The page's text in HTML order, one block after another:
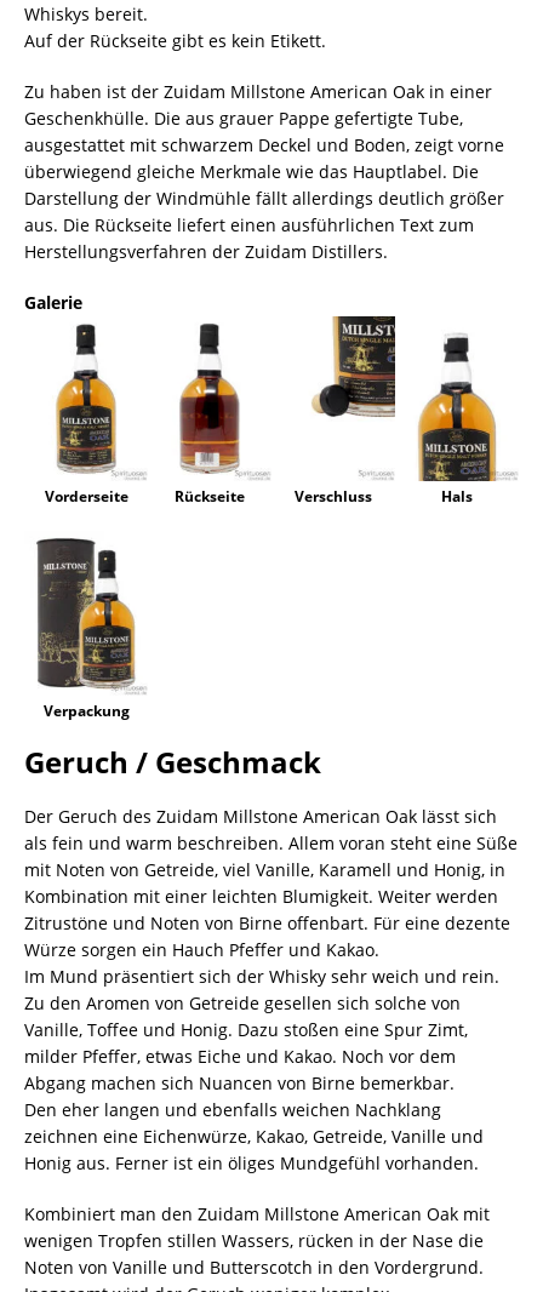
Whiskys bereit.
Auf der Rückseite gibt es kein Etikett.
Zu haben ist der Zuidam Millstone American Oak in einer
Geschenkhülle. Die aus grauer Pappe gefertigte Tube,
ausgestattet mit schwarzem Deckel und Boden, zeigt vorne
überwiegend gleiche Merkmale wie das Hauptlabel. Die
Darstellung der Windmühle fällt allerdings deutlich größer
aus. Die Rückseite liefert einen ausführlichen Text zum
Herstellungsverfahren der Zuidam Distillers.
Galerie
Vorderseite Rückseite Verschluss Hals
Verpackung
Geruch / Geschmack
Der Geruch des Zuidam Millstone American Oak lässt sich
als fein und warm beschreiben. Allem voran steht eine Süße
mit Noten von Getreide, viel Vanille, Karamell und Honig, in
Kombination mit einer leichten Blumigkeit. Weiter werden
Zitrustöne und Noten von Birne offenbart. Für eine dezente
Würze sorgen ein Hauch Pfeffer und Kakao.
Im Mund präsentiert sich der Whisky sehr weich und rein.
Zu den Aromen von Getreide gesellen sich solche von
Vanille, Toffee und Honig. Dazu stoßen eine Spur Zimt,
milder Pfeffer, etwas Eiche und Kakao. Noch vor dem
Abgang machen sich Nuancen von Birne bemerkbar.
Den eher langen und ebenfalls weichen Nachklang
zeichnen eine Eichenwürze, Kakao, Getreide, Vanille und
Honig aus. Ferner ist ein öliges Mundgefühl vorhanden.
Kombiniert man den Zuidam Millstone American Oak mit
wenigen Tropfen stillen Wassers, rücken in der Nase die
Noten von Vanille und Butterscotch in den Vordergrund.